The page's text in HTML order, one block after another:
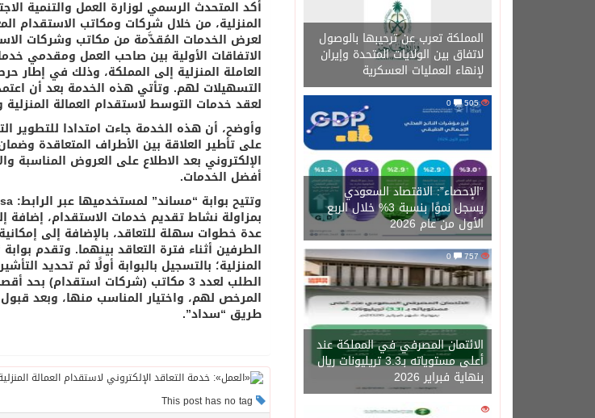
المملكة تعرب عن ترحيبها بالوصول
لاتفاق بين الولايات المتحدة وإيران
لإنهاء العمليات العسكرية
505
“الإحصاء”: الاقتصاد السعودي
يسجل نموًا بنسبة 3% خلال الربع
الأول من عام 2026
757
0
الائتمان المصرفي في المملكة عند
أعلى مستوياته بـ3.3 تريليونات ريال
بنهاية فبراير 2026
1471
أكد المتحدث الرسمي لوزارة العمل والتنمية
المنزلية، من خلال شركات ومكاتب الاستقدام
لعرض الخدمات المُقدَّمة من مكاتب وشركات
الاتفاقات الأولية بين صاحب العمل ومقدمي
العاملة المنزلية إلى المملكة، وذلك في إطار
التسهيلات لهم. وتأتي هذه الخدمة بعد أن
لعقد خدمات التوسط لاستقدام العمالة
وأوضح، أن هذه الخدمة جاءت امتدادا للتطوير
على تأطير العلاقة بين الأطراف المتعاقدة
الإلكتروني بعد الاطلاع على العروض المناسبة
أفضل الخدمات.
بمزاولة نشاط تقديم خدمات الاستقدام، إضافة
عدة خطوات سهلة للتعاقد، بالإضافة إلى
الطرفين أثناء فترة التعاقد بينهما. وتقدم
المنزلية؛ بالتسجيل بالبوابة أولًا ثم تحديد
الطلب لعدد 3 مكاتب (شركات
المرخص لهم، واختيار المناسب منها، وبعد قبول
طريق “سداد”.